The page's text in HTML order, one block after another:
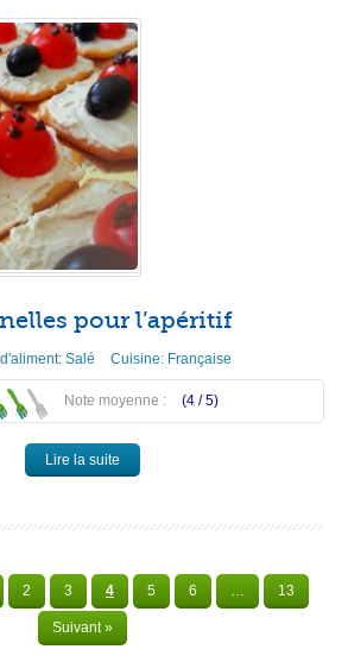
pour l’apéritif
Salé Cuisine: Française
Note moyenne : (4 /5)
Lire la suite
2 3 4 5 6 … 13
Suivant »